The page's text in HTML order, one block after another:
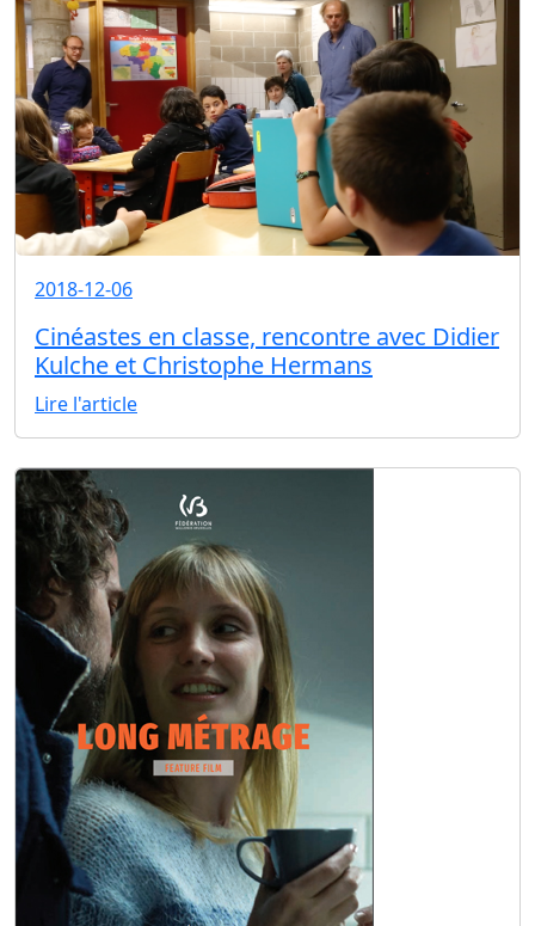
2018-12-06
Cinéastes en classe, rencontre avec Didier
Kulche et Christophe Hermans
Lire l'article